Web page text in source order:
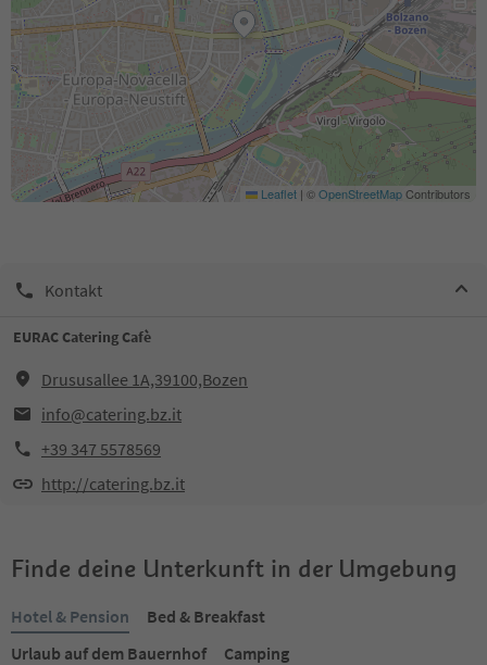
Leaflet | ©OpenStreetMapContributors
Kontakt
EURAC Catering Cafè
Drususallee 1A,39100,Bozen
info@catering.bz.it
+39 347 5578569
http://catering.bz.it
Finde deine Unterkunft in der Umgebung
Hotel & Pension
Bed & Breakfast
Urlaub auf dem Bauernhof
Camping